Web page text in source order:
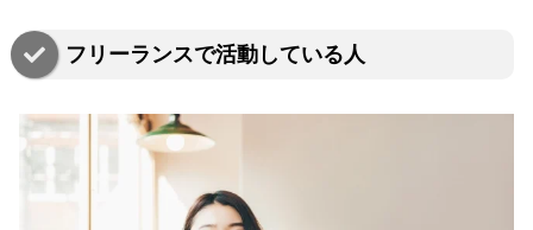
フリーランスで活動している人